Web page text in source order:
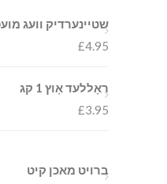
שטיינערדיק וועג מועסלי
£4.95
ראָללעד אָוץ 1 קג
£3.95
ברויט מאכן קיט